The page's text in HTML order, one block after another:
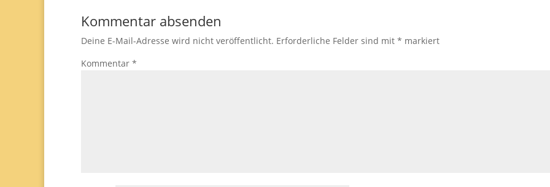
Kommentar absenden
Deine E-Mail-Adresse wird nicht veröffentlicht. Erforderliche Felder sind mit * markiert
Kommentar *